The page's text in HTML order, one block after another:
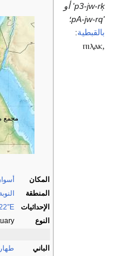
مجمع
المكان
المنطقة
النوبة
الإحداثيات
النوع
الباني
p3-jw-rķ' أو
'pA-jw-rq
؛
بالقبطية:
ⲡⲓⲗⲁⲕ,